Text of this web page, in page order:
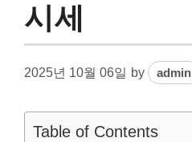
시세
2025년 10월 06일 by admin
Table of Contents